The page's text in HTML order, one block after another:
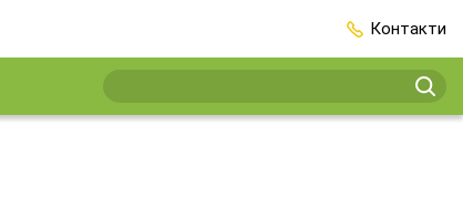
Контакти